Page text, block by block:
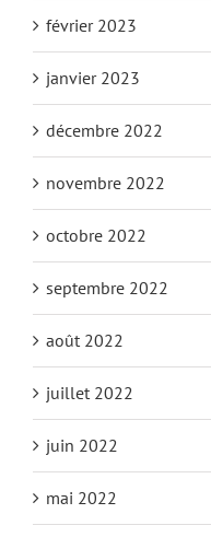
février 2023
janvier 2023
décembre 2022
novembre 2022
octobre 2022
septembre 2022
août 2022
juillet 2022
juin 2022
mai 2022